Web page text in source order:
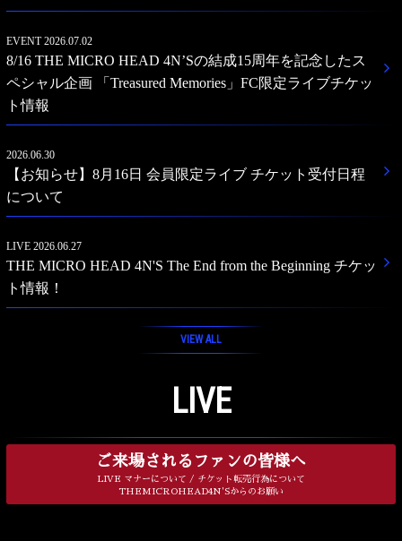
EVENT 2026.07.02
8/16 THE MICRO HEAD 4N’Sの結成15周年を記念したス
ペシャル企画 「Treasured Memories」FC限定ライブチケッ
ト情報
2026.06.30
【お知らせ】8月16日 会員限定ライブ チケット受付日程
について
LIVE 2026.06.27
THE MICRO HEAD 4N'S The End from the Beginning チケッ
ト情報！
VIEW ALL
LIVE
ご来場されるファンの皆様へ
LIVE マナーについて / チケット転売行為について
THEMICROHEAD4N'Sからのお願い